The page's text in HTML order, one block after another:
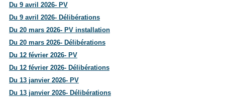
Du 9 avril 2026- PV
Du 9 avril 2026- Délibérations
Du 20 mars 2026- PV installation
Du 20 mars 2026- Délibérations
Du 12 février 2026- PV
Du 12 février 2026- Délibérations
Du 13 janvier 2026- PV
Du 13 janvier 2026- Délibérations